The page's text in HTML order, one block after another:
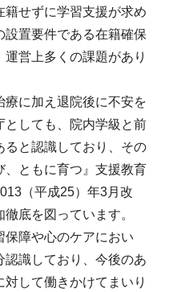
せずに学習支援が求め
設置要件である在籍確保
営上多くの課題があり
療に加え退院後に不安を
としても、院内学級と前
ると認識しており、その
、ともに育つ』支援教育
（平成25）年3月改
底を図っています。
保障や心のケアにおい
認識しており、今後のあ
して働きかけてまいり